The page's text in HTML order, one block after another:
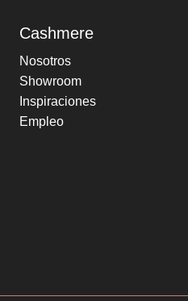
Cashmere
Nosotros
Showroom
Inspiraciones
Empleo